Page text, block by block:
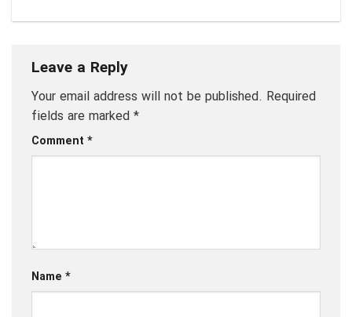
Leave a Reply
Your email address will not be published. Required
fields are marked *
Comment *
Name *